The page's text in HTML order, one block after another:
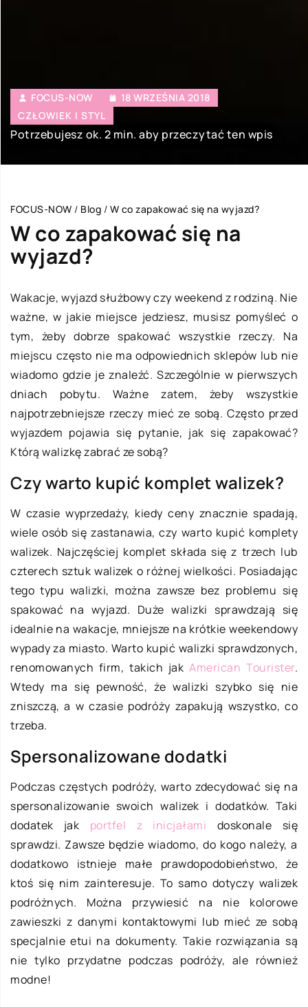
FOCUS-NOW
18 WRZEŚNIA 2018
CZŁOWIEK I STYL
Potrzebujesz ok. 2 min. aby przeczytać ten wpis
FOCUS-NOW / Blog / W co zapakować się na wyjazd?
W co zapakować się na
wyjazd?
Wakacje, wyjazd służbowy czy weekend z rodziną. Nie
ważne, w jakie miejsce jedziesz, musisz pomyśleć o
tym, żeby dobrze spakować wszystkie rzeczy. Na
miejscu często nie ma odpowiednich sklepów lub nie
wiadomo gdzie je znaleźć. Szczególnie w pierwszych
dniach pobytu. Ważne zatem, żeby wszystkie
najpotrzebniejsze rzeczy mieć ze sobą. Często przed
wyjazdem pojawia się pytanie, jak się zapakować?
Którą walizkę zabrać ze sobą?
Czy warto kupić komplet walizek?
W czasie wyprzedaży, kiedy ceny znacznie spadają,
wiele osób się zastanawia, czy warto kupić komplety
walizek. Najczęściej komplet składa się z trzech lub
czterech sztuk walizek o różnej wielkości. Posiadając
tego typu walizki, można zawsze bez problemu się
spakować na wyjazd. Duże walizki sprawdzają się
idealnie na wakacje, mniejsze na krótkie weekendowy
wypady za miasto. Warto kupić walizki sprawdzonych,
renomowanych firm, takich jakAmerican Tourister.
Wtedy ma się pewność, że walizki szybko się nie
zniszczą, a w czasie podróży zapakują wszystko, co
trzeba.
Spersonalizowane dodatki
Podczas częstych podróży, warto zdecydować się na
spersonalizowanie swoich walizek i dodatków. Taki
dodatek jak portfel z inicjałami doskonale się
sprawdzi. Zawsze będzie wiadomo, do kogo należy, a
dodatkowo istnieje małe prawdopodobieństwo, że
ktoś się nim zainteresuje. To samo dotyczy walizek
podróżnych. Można przywiesić na nie kolorowe
zawieszki z danymi kontaktowymi lub mieć ze sobą
specjalnie etui na dokumenty. Takie rozwiązania są
nie tylko przydatne podczas podróży, ale również
modne!